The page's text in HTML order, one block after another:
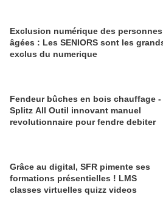
Exclusion numérique des personnes
âgées : Les SENIORS sont les
exclus du numerique
Fendeur bûches en bois chauffage -
Splitz All Outil innovant manuel
revolutionnaire pour fendre debiter
Grâce au digital, SFR pimente ses
formations présentielles ! LMS
classes virtuelles quizz videos